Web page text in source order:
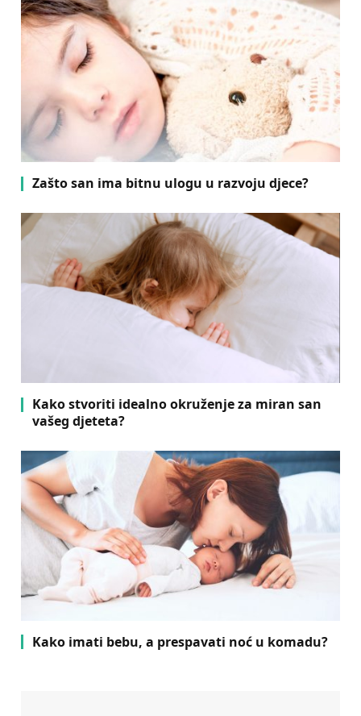
Zašto san ima bitnu ulogu u razvoju djece?
Kako stvoriti idealno okruženje za miran san
vašeg djeteta?
Kako imati bebu, a prespavati noć u komadu?